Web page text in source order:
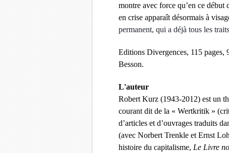
montre avec force qu’en ce début
en crise apparaît désormais à
permanent, qui a déjà tous les
Editions Divergences, 115 pages,
Besson.
L'auteur
Robert Kurz (1943-2012) est un
courant dit de la « Wertkritik »
d’articles et d’ouvrages traduits
(avec Norbert Trenkle et Ernst
histoire du capitalisme, Le Livre